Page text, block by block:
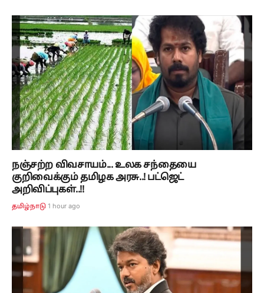
நஞ்சற்ற விவசாயம்... உலக சந்தையை
குறிவைக்கும் தமிழக அரசு..! பட்ஜெட்
அறிவிப்புகள்..!!
தமிழ்நாடு 1 hour ago